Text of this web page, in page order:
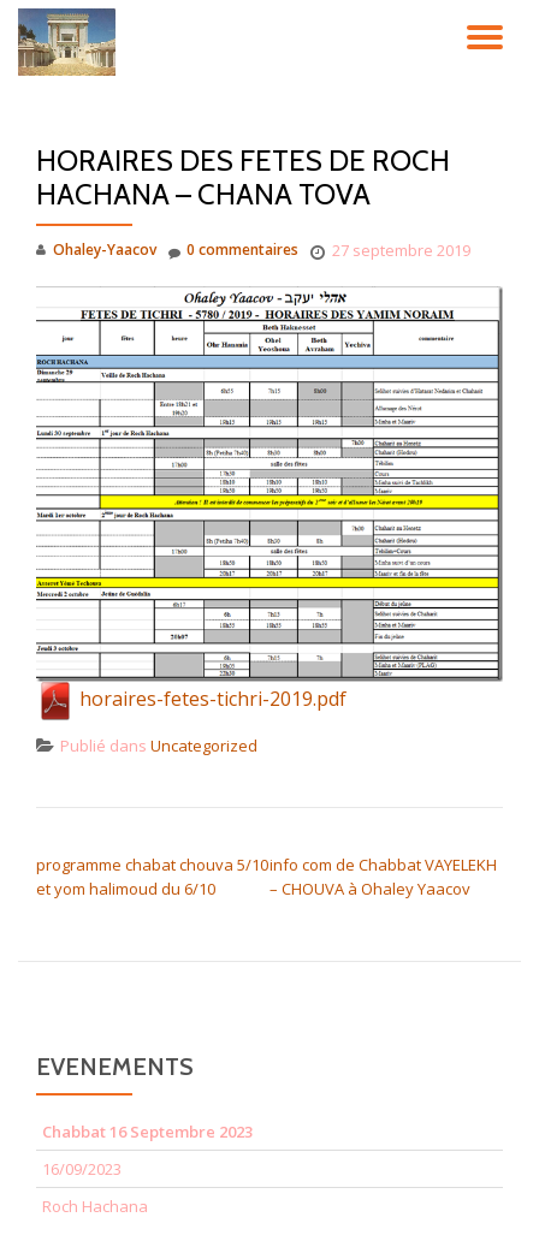
Aller
HORAIRES DES FETES DE ROCH
HACHANA – CHANA TOVA
Ohaley-Yaacov 27 septembre 2019
0 commentaires
horaires-fetes-tichri-2019.pdf
Publié dans Uncategorized
programme chabat chouva 5/10
et yom halimoud du 6/10
info com de Chabbat VAYELEKH
– CHOUVA à Ohaley Yaacov
EVENEMENTS
Chabbat 16 Septembre 2023
16/09/2023
Roch Hachana